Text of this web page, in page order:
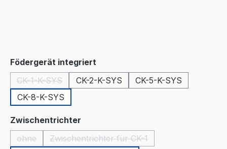
Födergerät integriert
CK-1-K-SYS
(Diese Option ist zurzeit nicht verfügbar.)
CK-2-K-SYS
CK-5-K-SYS
CK-8-K-SYS
Zwischentrichter
ohne
(Diese Option ist zurzeit nicht verfügbar.)
Zwischentrichter für CK-1
(Diese Option ist zurzeit nicht